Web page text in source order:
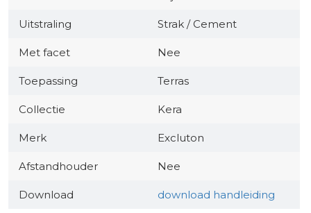
Uitstraling Strak / Cement
Met facet Nee
Toepassing Terras
Collectie Kera
Merk Excluton
Afstandhouder Nee
Download download handleiding